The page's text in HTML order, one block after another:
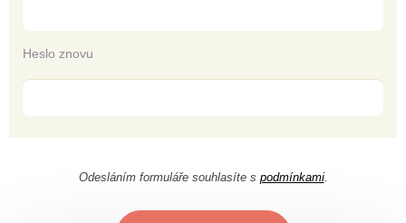
Heslo znovu
Odesláním formuláře souhlasíte s podmínkami.